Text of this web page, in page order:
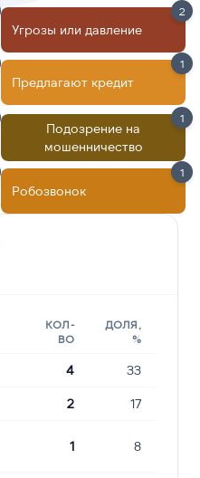
Угрозы или давление
2
Предлагают кредит
1
Подозрение на
мошенничество
1
Робозвонок
1
КОЛ-
ВО
ДОЛЯ,
%
4 33
2 17
1 8